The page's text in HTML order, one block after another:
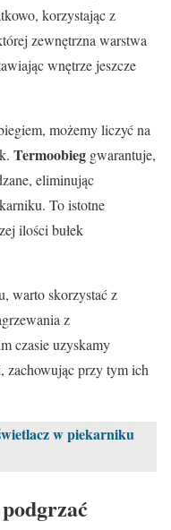
korzystając z
zewnętrzna warstwa
wnętrze jeszcze
możemy liczyć na
Termoobieg gwarantuje,
eliminując
To istotne
ilości bułek
warto skorzystać z
z
czasie uzyskamy
zachowując przy tym ich
w piekarniku